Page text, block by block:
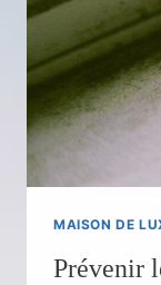
MAISON DE
Prévenir